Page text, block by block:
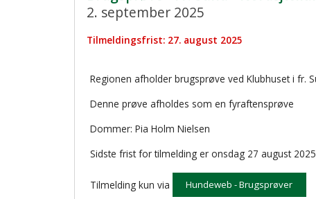
2. september 2025
Tilmeldingsfrist: 27. august 2025
Regionen afholder brugsprøve ved Klubhuset i fr.
Denne prøve afholdes som en fyraftensprøve
Dommer: Pia Holm Nielsen
Sidste frist for tilmelding er onsdag 27 august
Tilmelding kun via Hundeweb - Brugsprøver